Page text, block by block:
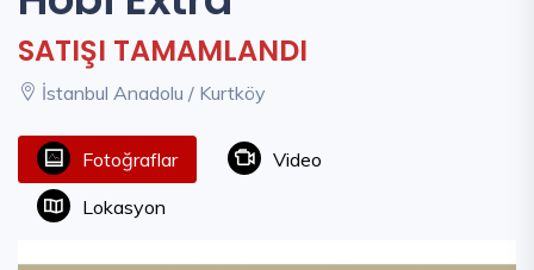
SATIŞI TAMAMLANDI
İstanbul Anadolu / Kurtköy
Fotoğraflar
Video
Lokasyon